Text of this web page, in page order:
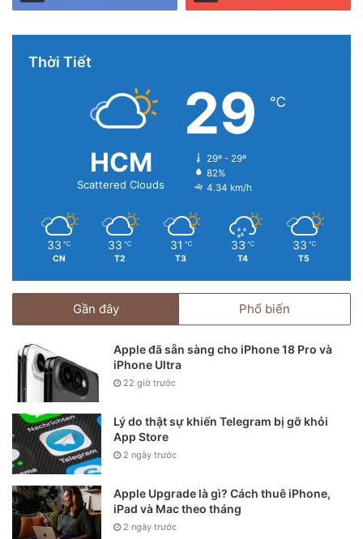
Thời Tiết
HCM
Scattered Clouds
29 ℃
29º - 29º
82%
4.34 km/h
33 ℃
CN
33 ℃
T2
31 ℃
T3
33 ℃
T4
33 ℃
T5
Gần đây Phổ biến
Apple đã sẵn sàng cho iPhone 18 Pro và
iPhone Ultra
22 giờ trước
Lý do thật sự khiến Telegram bị gỡ khỏi
App Store
2 ngày trước
Apple Upgrade là gì? Cách thuê iPhone,
iPad và Mac theo tháng
2 ngày trước